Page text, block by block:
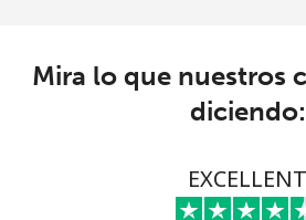
Mira lo que nuestros
diciendo:
EXCELLENT